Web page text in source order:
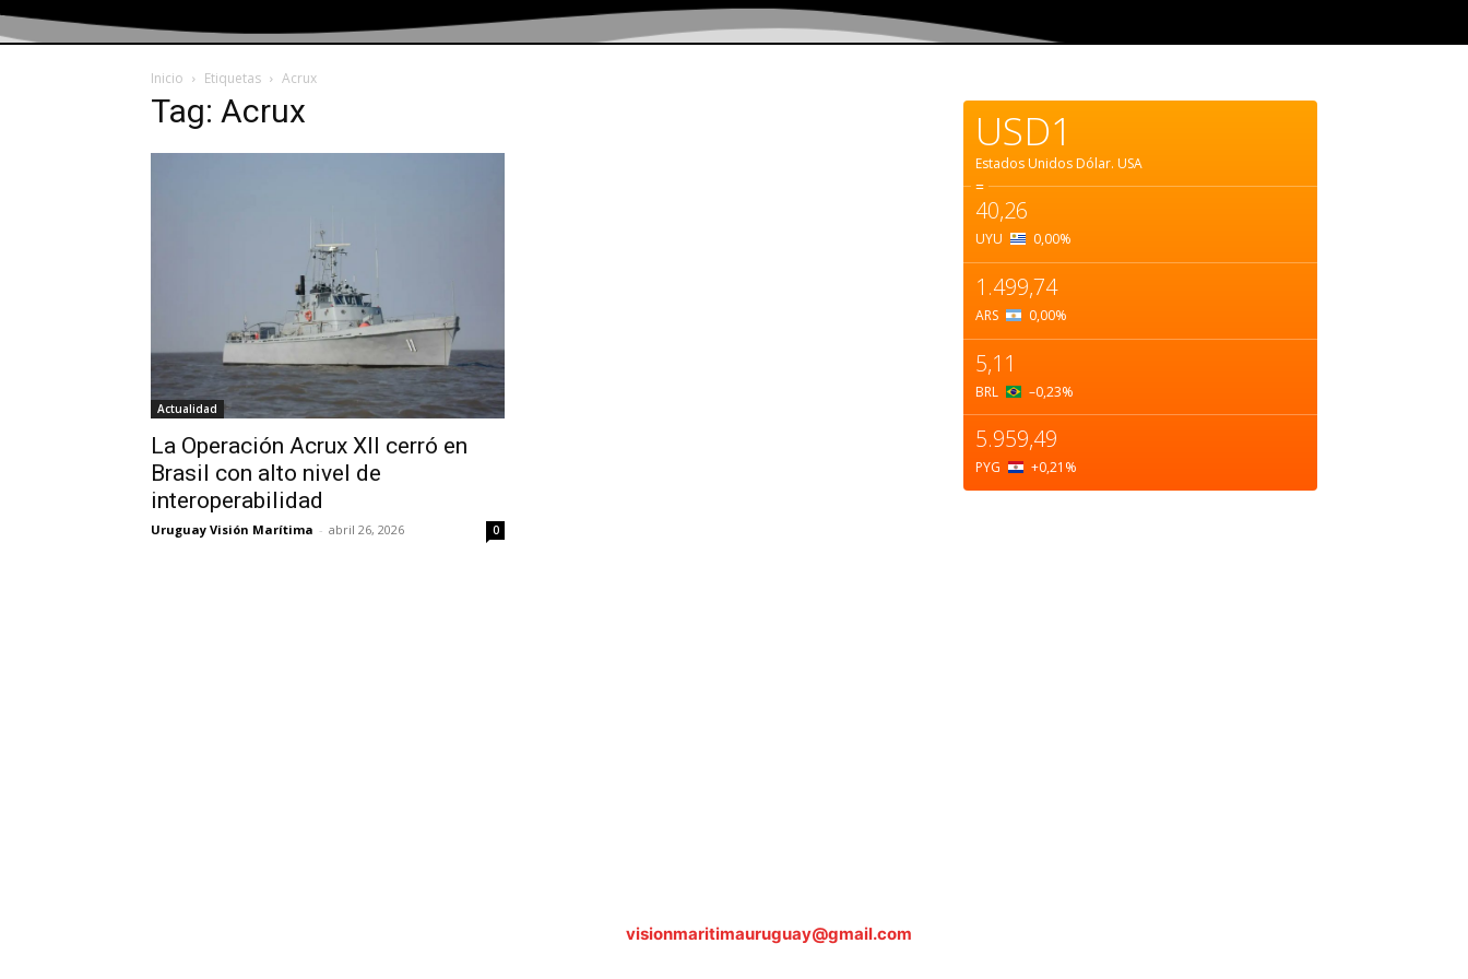
Inicio Etiquetas Acrux
Tag: Acrux
Actualidad
La Operación Acrux XII cerró en
Brasil con alto nivel de
interoperabilidad
Uruguay Visión Marítima - abril 26, 2026 0
USD1
Estados Unidos Dólar. USA
=
40,26
UYU 0,00%
1.499,74
ARS 0,00%
5,11
BRL –0,23%
5.959,49
PYG +0,21 %
visionmaritimauruguay@gmail.com